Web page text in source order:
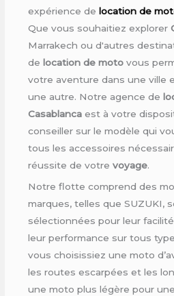
expérience de location de
Que vous souhaitiez explorer
Marrakech ou d'autres
delocation de moto vous
votre aventure dans une ville
une autre. Notre agence de
Casablanca est à votre
conseiller sur le modèle qui
tous les accessoires
réussite de votre voyage.
Notre flotte comprend des
marques, telles que SUZUKI,
sélectionnées pour leur
leur performance sur tous
vous choisissiez une moto
les routes escarpées et les
une moto plus légère pour